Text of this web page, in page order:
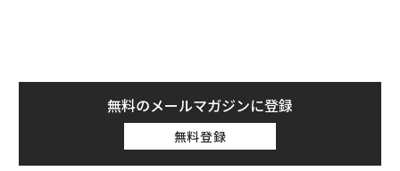
無料のメールマガジンに登録
無料登録